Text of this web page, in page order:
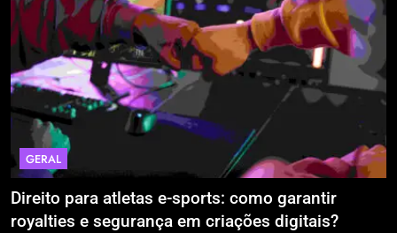
como garantir
criações digitais?
ECONOMIA & NEGÓCIOS
A Era da Engenharia de
Estão Blindando o